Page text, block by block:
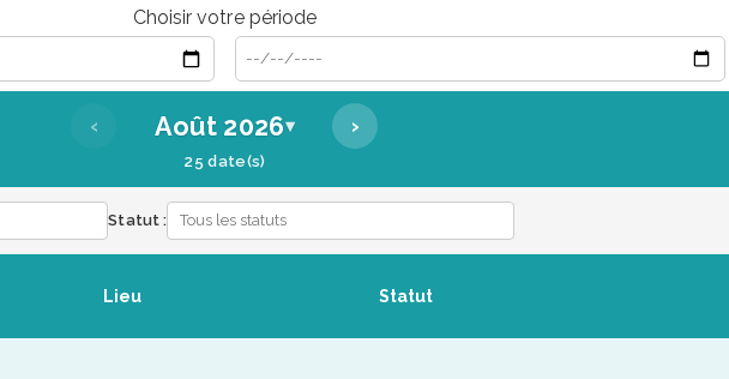
Choisir votre période
Date de début
Date de fin
‹ Août 2026▾ ›
25 date(s)
Statut :
Lieu Statut